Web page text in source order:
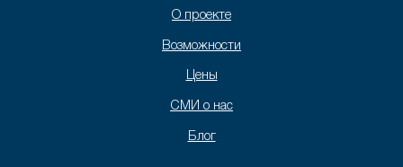
О проекте
Возможности
Цены
СМИ о нас
Блог